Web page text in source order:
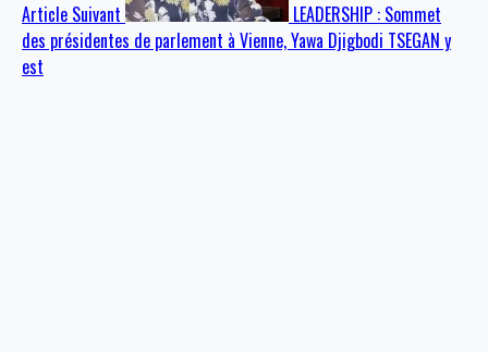
Article Suivant
LEADERSHIP : Sommet
des présidentes de parlement à Vienne, Yawa Djigbodi TSEGAN y
est